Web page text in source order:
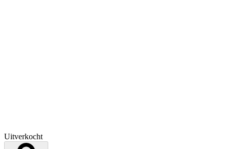
Uitverkocht